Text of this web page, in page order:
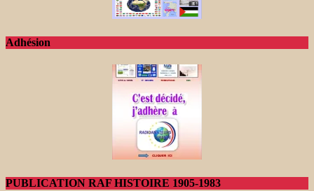
Adhésion
PUBLICATION RAF HISTOIRE 1905-1983